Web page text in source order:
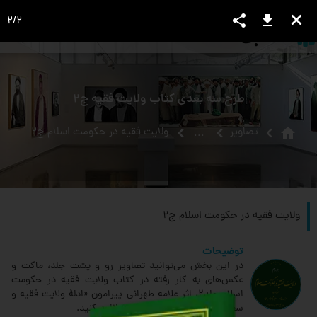
view_headline
طرح سه بعدی کتاب ولایت فقیه ج2
home تصاویر ... ولایت فقیه در حکومت اسلام ج2
ولایت فقیه در حکومت اسلام ج2
توضیحات
در این بخش می‌توانید تصاویر رو و پشت جلد، ماکت و
عکس‌های به کار رفته در کتاب ولایت فقیه در حکومت
اسلام جلد2، اثر علامه طهرانی پیرامون «ادلۀ ولایت فقیه و
سعۀ دلالت آنها»، را مشاهده و دانلود کنید.
close
download
share
2/2